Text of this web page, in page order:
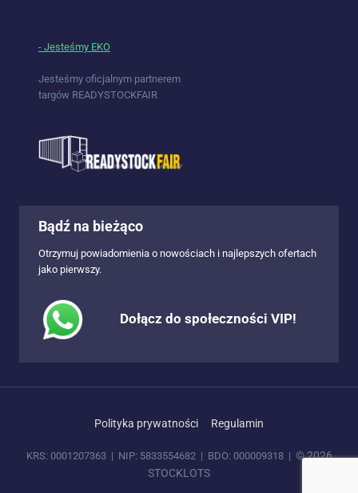
- Jesteśmy EKO
Jesteśmy oficjalnym partnerem
targów READYSTOCKFAIR
Bądź na bieżąco
Otrzymuj powiadomienia o nowościach i najlepszych ofertach
jako pierwszy.
Dołącz do społeczności VIP!
Polityka prywatności Regulamin
KRS: 0001207363 | NIP: 5833554682 | BDO: 000009318 | © 2026
STOCKLOTS